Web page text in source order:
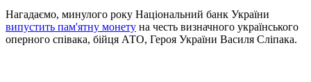
Нагадаємо, минулого року Національний банк України
випустить пам'ятну монету на честь визначного українського
оперного співака, бійця АТО, Героя України Василя Сліпака.